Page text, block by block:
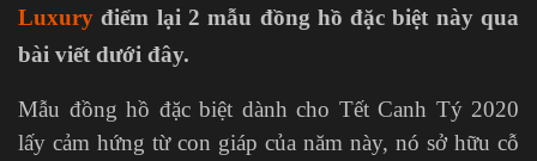
Luxury điểm lại 2 mẫu đồng hồ đặc biệt này qua
bài viết dưới đây.
Mẫu đồng hồ đặc biệt dành cho Tết Canh Tý 2020
lấy cảm hứng từ con giáp của năm này, nó sở hữu cỗ